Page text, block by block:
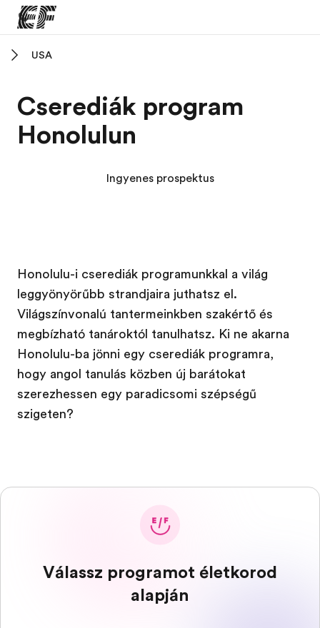
EF programok
Az összes EF program megtekintése
Karrier
Dolgozz velünk!
USA
Cserediák program
Honolulun
Ingyenes prospektus
Honolulu-i cserediák programunkkal a világ
leggyönyörűbb strandjaira juthatsz el.
Világszínvonalú tantermeinkben szakértő és
megbízható tanároktól tanulhatsz. Ki ne akarna
Honolulu-ba jönni egy cserediák programra,
hogy angol tanulás közben új barátokat
szerezhessen egy paradicsomi szépségű
szigeten?
Válassz programot életkorod
alapján